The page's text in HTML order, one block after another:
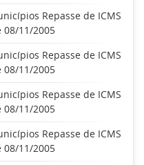
Repasse de ICMS
08/11/2005
Repasse de ICMS
08/11/2005
Repasse de ICMS
08/11/2005
Repasse de ICMS
08/11/2005